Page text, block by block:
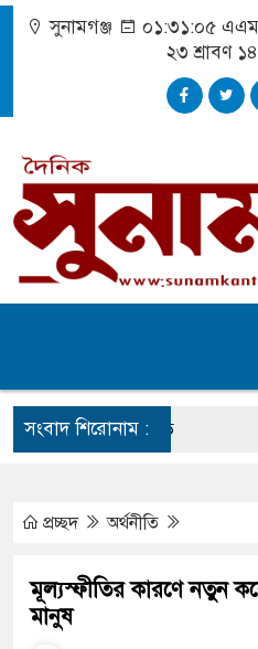
সুনামগঞ্জ ০১:৩১:০৬ এএম
২৩ শ্রাবণ
সংবাদ শিরোনাম :
যেন ময়লার ভাগাড়
ঝুঁকি নিয়ে চলাচল
অভাবে অনিশ্চয়তায় হাওরের শত শত
মাধ্যমিকেই
প্রচ্ছদ অর্থনীতি
মূল্যস্ফীতির কারণে নতুন
মানুষ